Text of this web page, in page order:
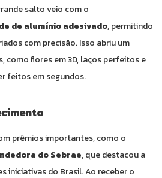
salto veio com o
de alumínio adesivado, permitindo
com precisão. Isso abriu um
como flores em 3D, laços perfeitos e
feitos em segundos.
prêmios importantes, como o
do Sebrae, que destacou a
iniciativas do Brasil. Ao receber o